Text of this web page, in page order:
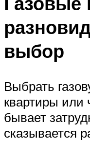
выбор
Выбрать
квартиры или
бывает
сказывается